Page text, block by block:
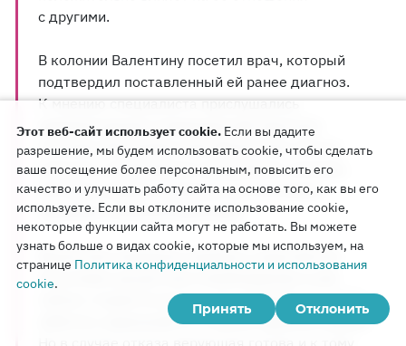
с другими.
В колонии Валентину посетил врач, который
подтвердил поставленный ей ранее диагноз.
К мнению специалиста прислушались
администрация и медицинский персонал
колонии, благодаря чему Валентина смогла
получать необходимое ежедневное лечение.
Это благотворно сказалось на состоянии
здоровья пожилой верующей.
Валентина намерена подавать ходатайство
об условно-досрочном освобождении и уже
сейчас старается делать все возможное, чтобы
избегать нареканий со стороны администрации.
Этот веб-сайт использует cookie. Если вы дадите
разрешение, мы будем использовать cookie, чтобы сделать
ваше посещение более персональным, повысить его
качество и улучшать работу сайта на основе того, как вы его
используете. Если вы отклоните использование cookie,
некоторые функции сайта могут не работать. Вы можете
узнать больше о видах cookie, которые мы используем, на
странице Политика конфиденциальности и использования
cookie.
Принять
Отклонить